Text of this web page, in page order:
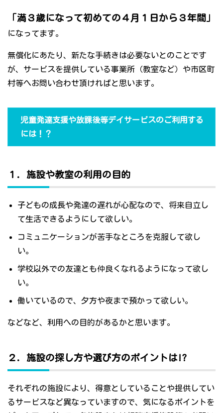
「満３歳になって初めての４月１日から３年間」
になってます。
無償化にあたり、新たな手続きは必要ないとのことです
が、サービスを提供している事業所（教室など）や市区町
村等へお問い合わせ頂ければと思います。
児童発達支援や放課後等デイサービスのご利用する
には！？
１．施設や教室の利用の目的
子どもの成長や発達の遅れが心配なので、将来自立し
て生活できるようにして欲しい。
コミュニケーションが苦手なところを克服して欲し
い。
学校以外での友達とも仲良くなれるようになって欲し
い。
働いているので、夕方や夜まで預かって欲しい。
などなど、利用への目的があるかと思います。
２．施設の探し方や選び方のポイントは!?
それぞれの施設により、得意としていることや提供してい
るサービスなど異なっていますので、気になるポイントを